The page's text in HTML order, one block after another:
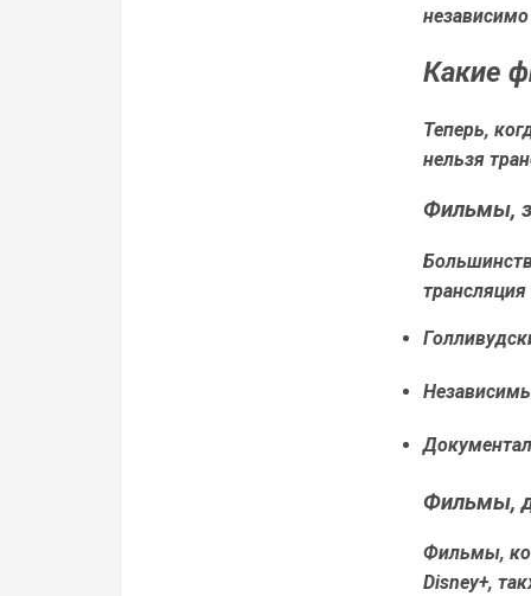
Какие
Теперь,
нельзя
Фильмы,
Фильмы,
Фильмы,
Disney+,